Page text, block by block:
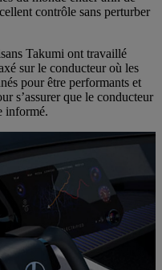
contrôle sans perturber
Takumi ont travaillé
sur le conducteur où les
pour être performants et
s’assurer que le conducteur
informé.